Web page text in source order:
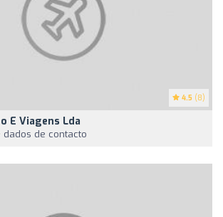
4.5 (8)
E Viagens Lda
dados de contacto